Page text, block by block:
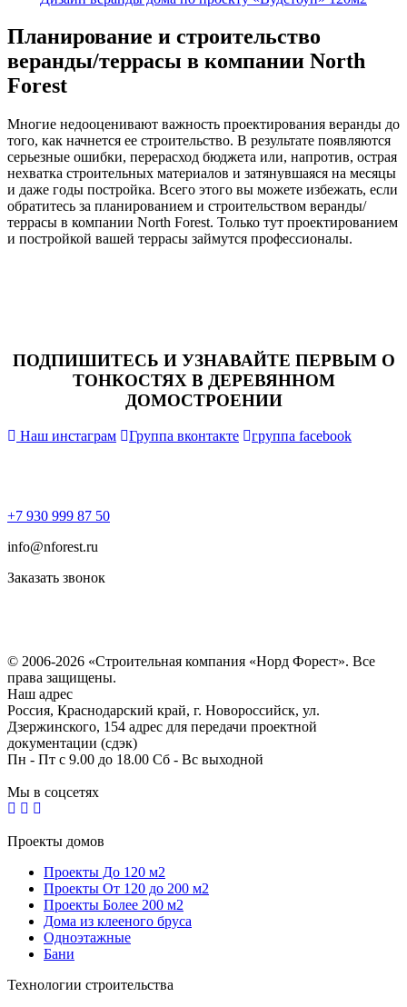
Планирование и строительство
веранды/террасы в компании North
Forest
Многие недооценивают важность проектирования веранды до
того, как начнется ее строительство. В результате появляются
серьезные ошибки, перерасход бюджета или, напротив, острая
нехватка строительных материалов и затянувшаяся на месяцы
и даже годы постройка. Всего этого вы можете избежать, если
обратитесь за планированием и строительством веранды/
террасы в компании North Forest. Только тут проектированием
и постройкой вашей террасы займутся профессионалы.
ПОДПИШИТЕСЬ И УЗНАВАЙТЕ ПЕРВЫМ О
ТОНКОСТЯХ В ДЕРЕВЯННОМ
ДОМОСТРОЕНИИ
Наш инстаграм Группа вконтакте группа facebook
+7 930 999 87 50
info@nforest.ru
Заказать звонок
© 2006-2026 «Строительная компания «Норд Форест». Все
права защищены.
Наш адрес
Россия, Краснодарский край, г. Новороссийск, ул.
Дзержинского, 154 адрес для передачи проектной
документации (сдэк)
Пн - Пт с 9.00 до 18.00 Сб - Вс выходной
Мы в соцсетях
Проекты домов
Проекты До 120 м2
Проекты От 120 до 200 м2
Проекты Более 200 м2
Дома из клееного бруса
Одноэтажные
Бани
Технологии строительства